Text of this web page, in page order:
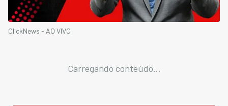
ClickNews - AO VIVO
Carregando conteúdo...